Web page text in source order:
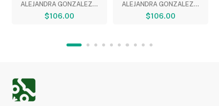
ALEJANDRA GONZALEZ...
$106.00
ALEJANDRA GONZALEZ...
$106.00